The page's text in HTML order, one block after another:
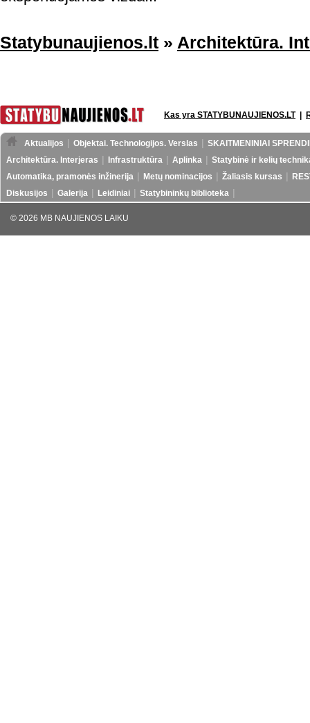
Statybunaujienos.lt » Architektūra.
Kas yra STATYBUNAUJIENOS.LT|
Aktualijos Objektai. Technologijos. Verslas
SKAITMENINIAI
Architektūra. Interjeras
Infrastruktūra Aplinka
Statybinė ir kelių
Automatika, pramonės inžinerija
Metų nominacijos Žaliasis kursas
Diskusijos
Galerija Leidiniai Statybininkų biblioteka
© 2026 MB NAUJIENOS LAIKU